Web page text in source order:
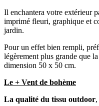
Il enchantera votre extérieur
imprimé fleuri, graphique et
jardin.
Pour un effet bien rempli,
légèrement plus grande que
dimension 50 x 50 cm.
Le + Vent de bohème
La qualité du tissu outdoor